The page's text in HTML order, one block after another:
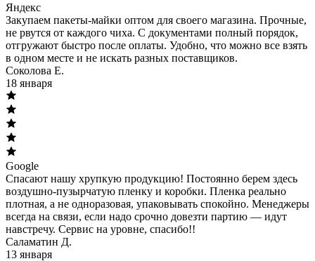
Яндекс
Закупаем пакеты-майки оптом для своего магазина. Прочные,
не рвутся от каждого чиха. С документами полный порядок,
отгружают быстро после оплаты. Удобно, что можно все взять
в одном месте и не искать разных поставщиков.
Соколова Е.
18 января
Google
Спасают нашу хрупкую продукцию! Постоянно берем здесь
воздушно-пузырчатую пленку и коробки. Пленка реально
плотная, а не одноразовая, упаковывать спокойно. Менеджеры
всегда на связи, если надо срочно довезти партию — идут
навстречу. Сервис на уровне, спасибо!!
Саламатин Д.
13 января